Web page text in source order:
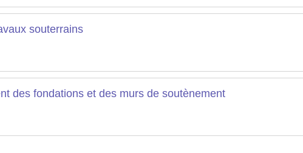
souterrains
des fondations et des murs de soutènement